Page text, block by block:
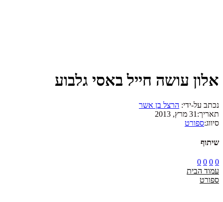
אלון עושה חייל באסי גלבוע
נכתב על-ידי: הרצל בן אשר
תאריך: 31 מרץ, 2013
סיווג:ספורט
שיתוף
0
0
0
0
עמוד הבית
ספורט